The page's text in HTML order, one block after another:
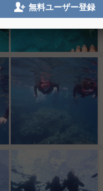
 無料ユーザー登録